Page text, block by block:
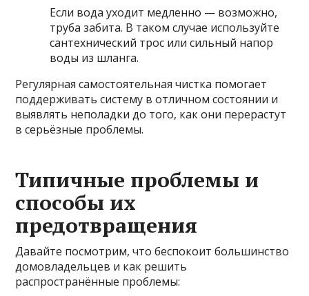
Если вода уходит медленно — возможно,
труба забита. В таком случае используйте
сантехнический трос или сильный напор
воды из шланга.
Регулярная самостоятельная чистка помогает
поддерживать систему в отличном состоянии и
выявлять неполадки до того, как они перерастут
в серьёзные проблемы.
Типичные проблемы и
способы их
предотвращения
Давайте посмотрим, что беспокоит большинство
домовладельцев и как решить
распространённые проблемы: